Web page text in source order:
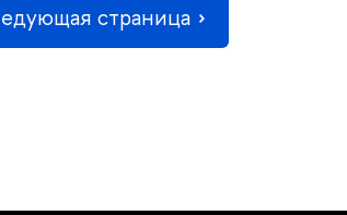
страница